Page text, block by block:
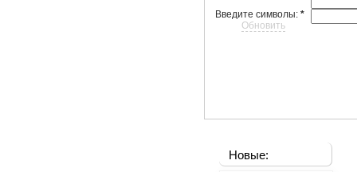
Введите символы:*
Обновить
Новые: